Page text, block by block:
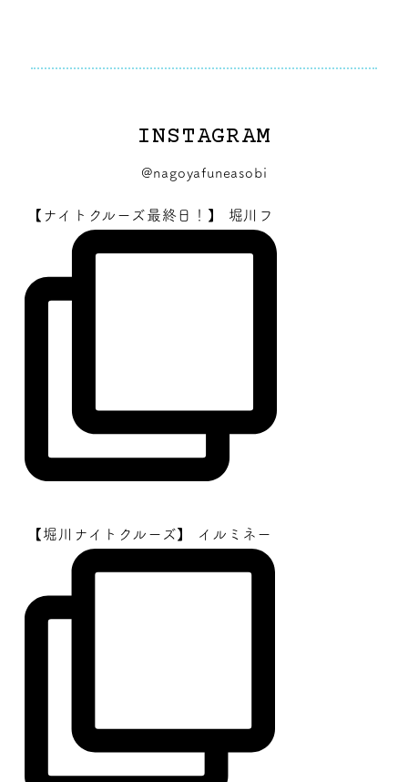
INSTAGRAM
@nagoyafuneasobi
【ナイトクルーズ最終日！】 堀川フ
【堀川ナイトクルーズ】 イルミネー